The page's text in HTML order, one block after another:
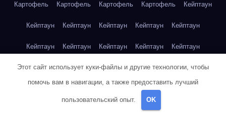
Картофель Картофель Картофель Картофель Кейптаун
Кейптаун Кейптаун Кейптаун Кейптаун Кейптаун
Кейптаун Кейптаун Кейптаун Кейптаун Кейптаун
Кейптаун Кейптаун Кейптаун Кейптаун Кейптаун
Кейптаун
Клубника
Этот сайт использует куки-файлы и другие технологии, чтобы
помочь вам в навигации, а также предоставить лучший
пользовательский опыт. OK